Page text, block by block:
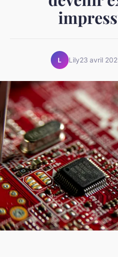
L Lily23 avril